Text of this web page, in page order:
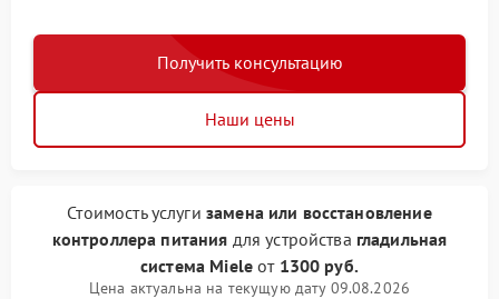
Получить консультацию
Наши цены
Стоимость услуги замена или восстановление
контроллера питания для устройства гладильная
система Mieleот 1300 руб.
Цена актуальна на текущую дату 09.08.2026